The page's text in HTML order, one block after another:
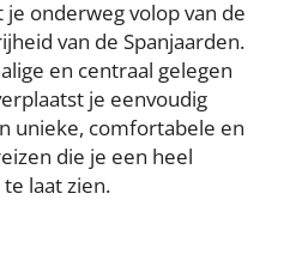
onderweg volop van de
van de Spanjaarden.
en centraal gelegen
je eenvoudig
unieke, comfortabele en
die je een heel
laat zien.